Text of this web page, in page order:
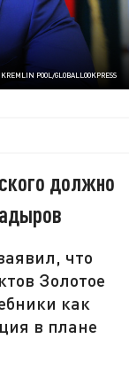
POOL/GLOBALLOOKPRESS
должно
что
Золотое
как
в плане